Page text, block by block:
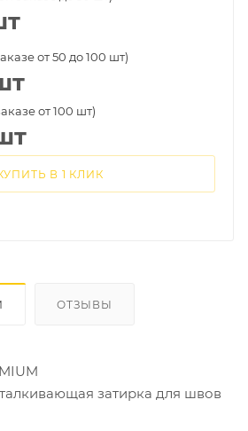
от 50 до 100 шт)
от 100 шт)
В 1 КЛИК
ОТЗЫВЫ
затирка для швов